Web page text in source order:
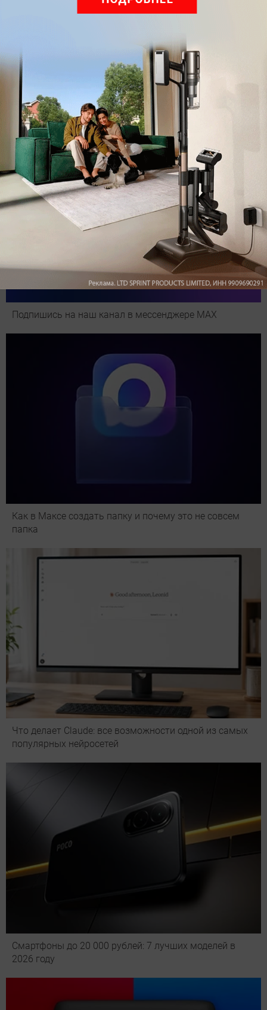
Обзор вертикального пылесоса Dreame Z40 AquaCycle
Pro: гибкий подход к уборке
Подпишись на наш канал в мессенджере МАХ
Как в Максе создать папку и почему это не совсем
папка
Что делает Сlaude: все возможности одной из самых
популярных нейросетей
Смартфоны до 20 000 рублей: 7 лучших моделей в
2026 году